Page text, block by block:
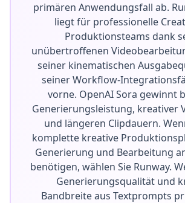
primären Anwendungsfall ab.
liegt für professionelle
Produktionsteams dank
unübertroffenen
seiner kinematischen
seiner Workflow-
vorne. OpenAI Sora gewinnt
Generierungsleistung, kreativer
und längeren Clipdauern.
komplette kreative
Generierung und Bearbeitung
benötigen, wählen Sie Runway.
Generierungsqualität und
Bandbreite aus Textprompts